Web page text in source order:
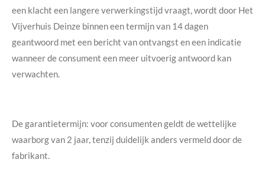
een klacht een langere verwerkingstijd vraagt, wordt door Het
Vijverhuis Deinze binnen een termijn van 14 dagen
geantwoord met een bericht van ontvangst en een indicatie
wanneer de consument een meer uitvoerig antwoord kan
verwachten.
De garantietermijn: voor consumenten geldt de wettelijke
waarborg van 2 jaar, tenzij duidelijk anders vermeld door de
fabrikant.